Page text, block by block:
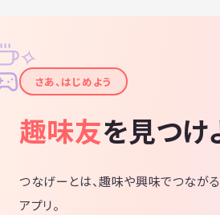
✦
✧
さあ、はじめよう
趣味友を見つけ
つなげーとは、趣味や興味でつながる
アプリ。